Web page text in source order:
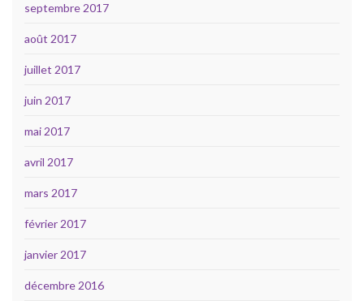
septembre 2017
août 2017
juillet 2017
juin 2017
mai 2017
avril 2017
mars 2017
février 2017
janvier 2017
décembre 2016